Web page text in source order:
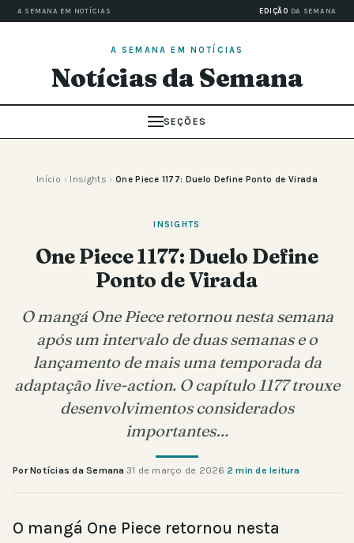
A SEMANA EM NOTÍCIAS EDIÇÃO DA SEMANA
A SEMANA EM NOTÍCIAS
Notícias da Semana
SEÇÕES
Início › Insights › One Piece 1177: Duelo Define Ponto de Virada
INSIGHTS
One Piece 1177: Duelo Define
Ponto de Virada
O mangá One Piece retornou nesta semana
após um intervalo de duas semanas e o
lançamento de mais uma temporada da
adaptação live-action. O capítulo 1177 trouxe
desenvolvimentos considerados
importantes…
Por Notícias da Semana·31 de março de 2026·2 min de leitura
O mangá One Piece retornou nesta